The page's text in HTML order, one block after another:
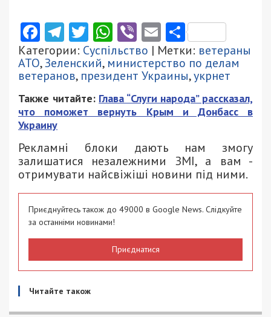
Facebook
Telegram
Twitter
WhatsApp
ViberEmail
Категории: Суспільство | Метки: ветераны
АТО,Зеленский, министерство по делам
ветеранов, президент Украины,укрнет
Также читайте: Глава “Слуги народа” рассказал,
что поможет вернуть Крым и Донбасс в
Украину
Рекламні блоки дають нам змогу
залишатися незалежними ЗМІ, а вам -
отримувати найсвіжіші новини під ними.
Приєднуйтесь також до 49000 в Google News. Слідкуйте
за останніми новинами!
Приєднатися
Читайте також